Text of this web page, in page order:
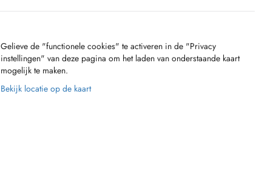
Gelieve de "functionele cookies" te activeren in de "Privacy
instellingen" van deze pagina om het laden van onderstaande kaart
mogelijk te maken.
Bekijk locatie op de kaart